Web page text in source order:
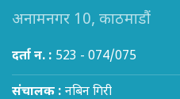
अनामनगर 10, काठमाडौं
दर्ता न. : 523 - 074/075
संचालक : नबिन गिरी